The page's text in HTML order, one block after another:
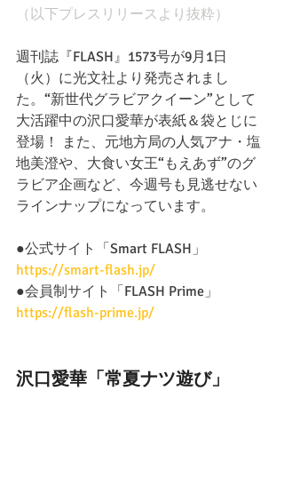
（以下プレスリリースより抜粋）
週刊誌『FLASH』1573号が9月1日
（火）に光文社より発売されまし
た。“新世代グラビアクイーン”として
大活躍中の沢口愛華が表紙＆袋とじに
登場！ また、元地方局の人気アナ・塩
地美澄や、大食い女王“もえあず”のグ
ラビア企画など、今週号も見逃せない
ラインナップになっています。
●公式サイト「Smart FLASH」
https://smart-flash.jp/
●会員制サイト「FLASH Prime」
https://flash-prime.jp/
沢口愛華「常夏ナツ遊び」